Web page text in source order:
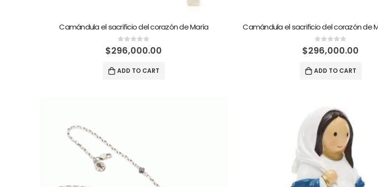
Camándula el sacrificio del corazón de María
0 out of 5
$296,000.00
ADD TO CART
Camándula el sacrificio del corazón de
0 out of 5
$296,000.00
ADD TO CART